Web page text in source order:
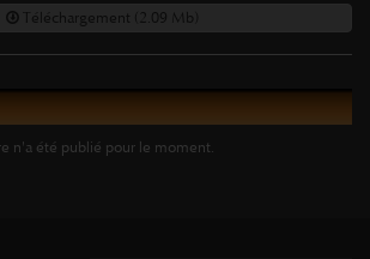
Téléchargement (2.09 Mb)
n'a été publié pour le moment.